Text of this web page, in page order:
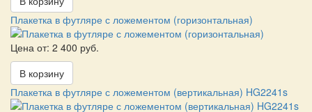
Плакетка в футляре с ложементом (горизонтальная)
Цена от: 2 400 руб.
В корзину
Плакетка в футляре с ложементом (вертикальная) HG2241s